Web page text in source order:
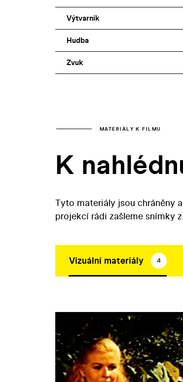
Výtvarník
Hudba
Zvuk
MATERIÁLY K FILMU
K
Tyto materiály jsou chráněny
projekcí rádi zašleme snímky
Vizuální materiály 4